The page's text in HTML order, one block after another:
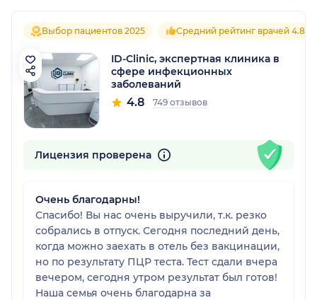
Выбор пациентов 2025 Средний рейтинг врачей 4.8
ID-Clinic, экспертная клиника в
сфере инфекционных
заболеваний
4.8 749 отзывов
Лицензия проверена
Очень благодарны!
Спасибо! Вы нас очень выручили, т.к. резко
собрались в отпуск. Сегодня последний день,
когда можно заехать в отель без вакцинации,
но по результату ПЦР теста. Тест сдали вчера
вечером, сегодня утром результат был готов!
Наша семья очень благодарна за